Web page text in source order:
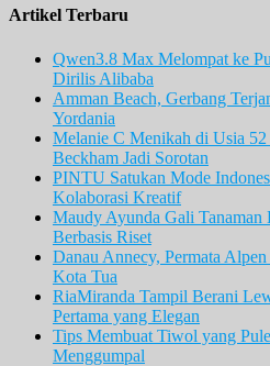
Artikel Terbaru
Qwen3.8 Max Melompat ke
Dirilis Alibaba
Amman Beach, Gerbang
Yordania
Melanie C Menikah di Usia
Beckham Jadi Sorotan
PINTU Satukan Mode
Kolaborasi Kreatif
Maudy Ayunda Gali
Berbasis Riset
Danau Annecy, Permata
Kota Tua
RiaMiranda Tampil Berani
Pertama yang Elegan
Tips Membuat Tiwol yang
Menggumpal